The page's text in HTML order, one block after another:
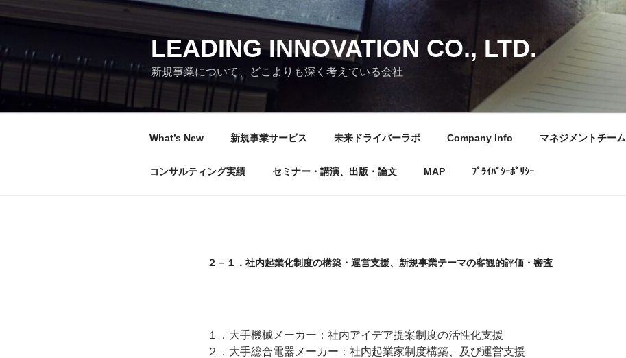
ン
へ
LEADING INNOVATION CO., LTD.
新規事業について、どこよりも深く考えている会社
What’s New 新規事業サービス 未来ドライバーラボ Company Info マネジメントチーム
コンサルティング実績 セミナー・講演、出版・論文 MAP ﾌﾟﾗｲﾊﾞｼｰﾎﾟﾘｼｰ
２－１．社内起業化制度の構築・運営支援、新規事業テーマの客観的評価・審査
１．大手機械メーカー：社内アイデア提案制度の活性化支援
２．大手総合電器メーカー：社内起業家制度構築、及び運営支援